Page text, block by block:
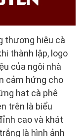
thương hiệu cà
thành lập, logo
của ngôi nhà
cảm hứng cho
hạt cà phê
trên là biểu
cao và khát
là hình ảnh